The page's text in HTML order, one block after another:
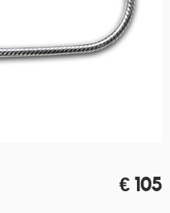
€ 105